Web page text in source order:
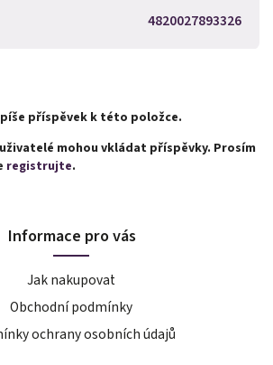
4820027893326
příspěvek k této položce.
mohou vkládat příspěvky. Prosím
registrujte.
Informace pro vás
Jak nakupovat
Obchodní podmínky
ochrany osobních údajů